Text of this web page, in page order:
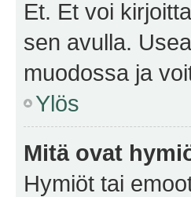
Et. Et voi
sen avulla.
muodossa ja
Ylös
Mitä ovat
Hymiöt tai